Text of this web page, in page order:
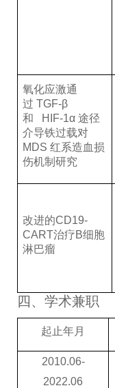
氧化应激通
过 TGF-β
和 HIF-1α 途径
介导铁过载对
MDS 红系造血损
伤机制研究
改进的CD19-
CART治疗B细胞
淋巴瘤
四、学术兼职
起止年月
2010.06-
2022.06